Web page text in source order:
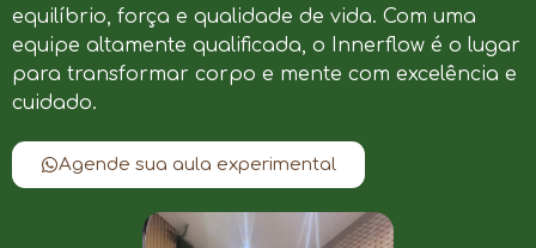
equilíbrio, força e qualidade de vida. Com uma
equipe altamente qualificada, o Innerflow é o lugar
para transformar corpo e mente com excelência e
cuidado.
Agende sua aula experimental